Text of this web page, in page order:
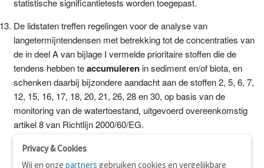
De lidstaten treffen regelingen voor de analyse van
langetermijntendensen met betrekking tot de concentraties van
de in deel A van bijlage I vermelde prioritaire stoffen die de
tendens hebben teaccumulerenin sediment en/of biota, en
schenken daarbij bijzondere aandacht aan de stoffen 2, 5, 6, 7,
12, 15, 16, 17, 18, 20, 21, 26, 28 en 30, op basis van de
monitoring van de watertoestand, uitgevoerd overeenkomstig
artikel 8 van Richtlijn 2000/60/EG.
Privacy & Cookies
Wij en onzepartners gebruiken cookies en vergelijkbare